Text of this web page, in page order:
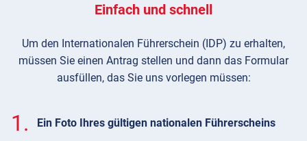
Einfach und schnell
Um den Internationalen Führerschein (IDP) zu erhalten,
müssen Sie einen Antrag stellen und dann das Formular
ausfüllen, das Sie uns vorlegen müssen:
1. Ein Foto Ihres gültigen nationalen Führerscheins